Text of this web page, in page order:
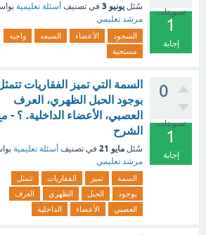
تصويتات
1
إجابة
سُئل يونيو 3 في تصنيف أسئلة تعليمية
مرشد تعليمي
السجود الأعضاء السبعه
واجبه
مستحبة
0
تصويتات
1
إجابة
السمة التي تميز الفقاريات
بوجود الحبل الظهري، العرف
العصبي، الأعضاء الداخلية. ؟ -
الشرح
سُئل مايو 21 في تصنيف أسئلة تعليمية
مرشد تعليمي
السمة تميز الفقاريات
تتمثل
بوجود
الحبل الظهري
العرف
العصبي
الأعضاء الداخلية